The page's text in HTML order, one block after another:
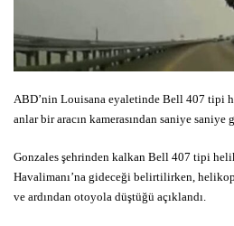
ABD’nin Louisana eyaletinde Bell 407 tipi
anlar bir aracın kamerasından saniye saniye
Gonzales şehrinden kalkan Bell 407 tipi
Havalimanı’na gideceği belirtilirken,
ve ardından otoyola düştüğü açıklandı.